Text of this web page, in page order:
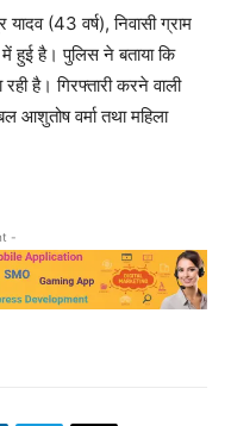
यादव (43 वर्ष), निवासी ग्राम
हुई है। पुलिस ने बताया कि
है। गिरफ्तारी करने वाली
आशुतोष वर्मा तथा महिला
-